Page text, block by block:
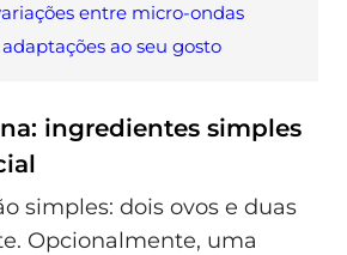
entre micro-ondas
ao seu gosto
ingredientes simples
simples: dois ovos e duas
Opcionalmente, uma